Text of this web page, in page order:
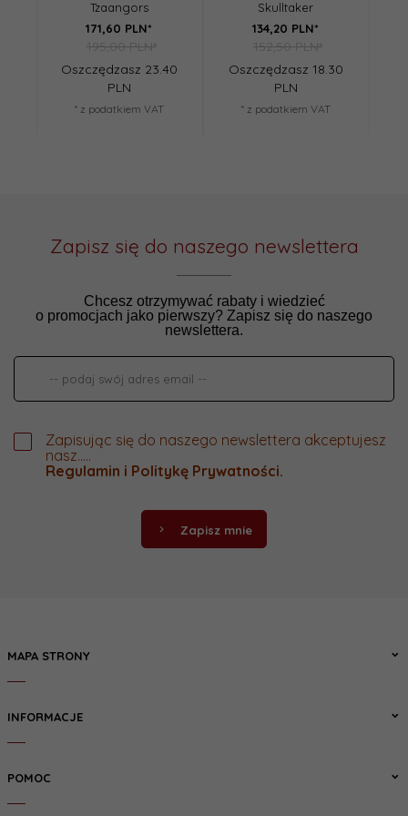
Tzaangors
171,60 PLN*
195,00 PLN*
Oszczędzasz 23.40
PLN
* z podatkiem VAT
Skulltaker
134,20 PLN*
152,50 PLN*
Oszczędzasz 18.30
PLN
* z podatkiem VAT
Zapisz się do naszego newslettera
Chcesz otrzymywać rabaty i wiedzieć
o promocjach jako pierwszy? Zapisz się do naszego
newslettera.
Zapisując się do naszego newslettera akceptujesz
nasz.....
Regulamin i Politykę Prywatności.
Zapisz mnie
MAPA STRONY
INFORMACJE
POMOC